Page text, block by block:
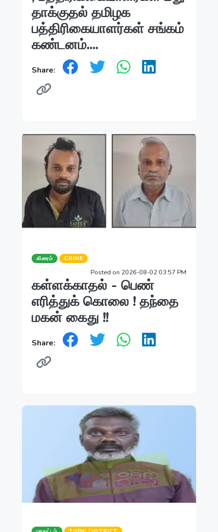
தாக்குதல் தமிழக
பத்திரிகையாளர்கள் சங்கம்
கண்டனம்....
Share:
கிரைம் CRIME
Posted on 2026-08-02 03:57 PM
கள்ளக்காதல் - பெண்
எரித்துக் கொலை ! தந்தை
மகன் கைது !!
Share: